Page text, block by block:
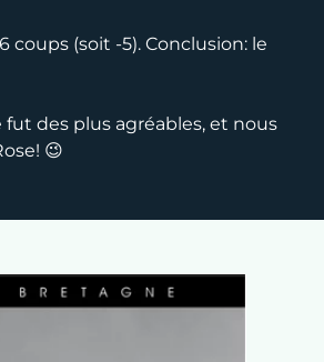
(soit -5). Conclusion: le
des plus agréables, et nous
😉